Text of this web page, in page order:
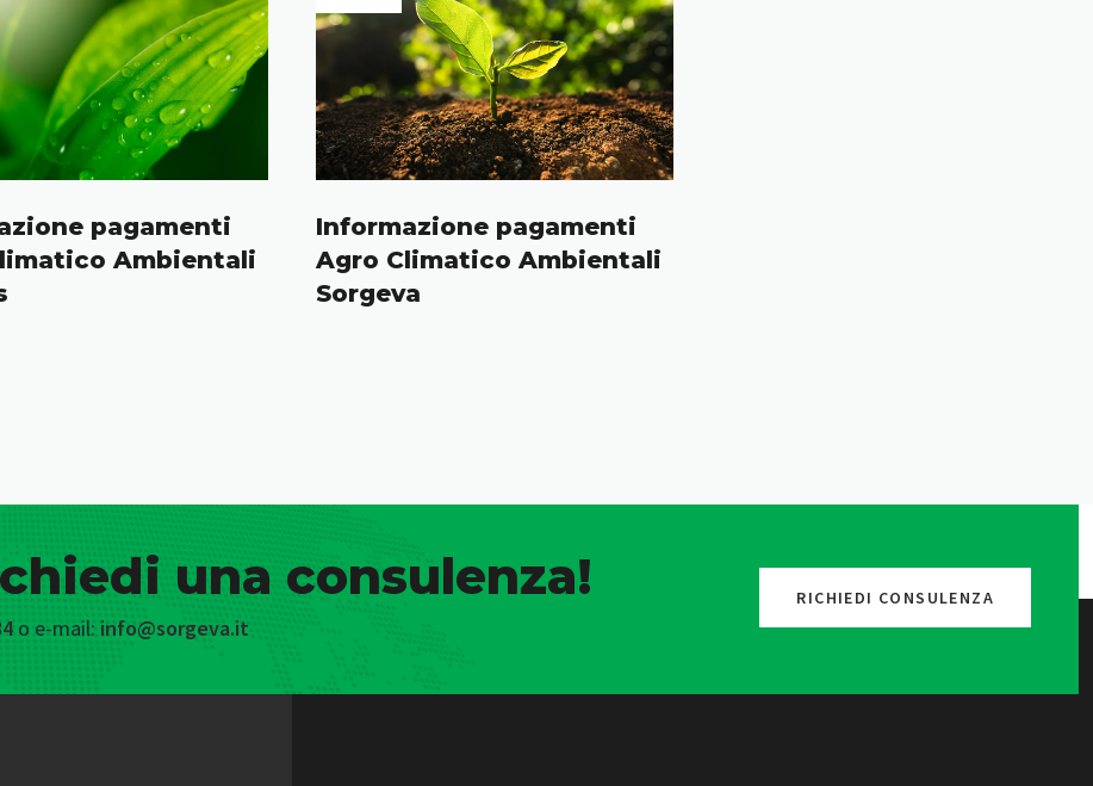
pagamenti
Ambientali
Informazione pagamenti
Agro Climatico Ambientali
Sorgeva
una consulenza!
o e-mail: info@sorgeva.it
RICHIEDI CONSULENZA